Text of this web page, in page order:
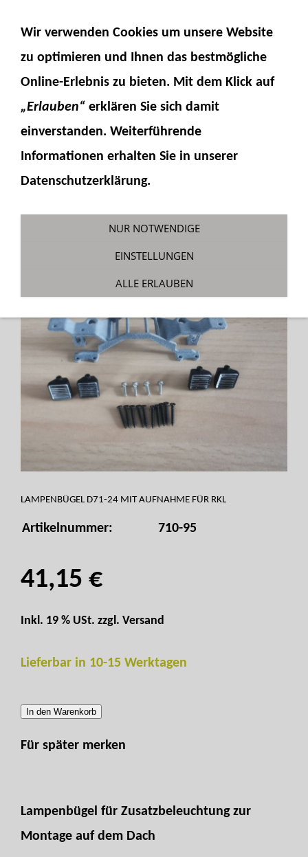
Lampenbügel D71-24 mit
Aufnahme für RKL
Fumotec»Modellzubehör
LAMPENBÜGEL D71-24 MIT AUFNAHME FÜR RKL
Artikelnummer: 710-95
41,15 €
Inkl. 19 % USt. zzgl. Versand
Lieferbar in 10-15 Werktagen
In den Warenkorb
Für später merken
Lampenbügel für Zusatzbeleuchtung zur
Montage auf dem Dach
Wir verwenden Cookies um unsere Website
zu optimieren und Ihnen das bestmögliche
Online-Erlebnis zu bieten. Mit dem Klick auf
„Erlauben“ erklären Sie sich damit
einverstanden. Weiterführende
Informationen erhalten Sie in unserer
Datenschutzerklärung.
NUR NOTWENDIGE
EINSTELLUNGEN
ALLE ERLAUBEN